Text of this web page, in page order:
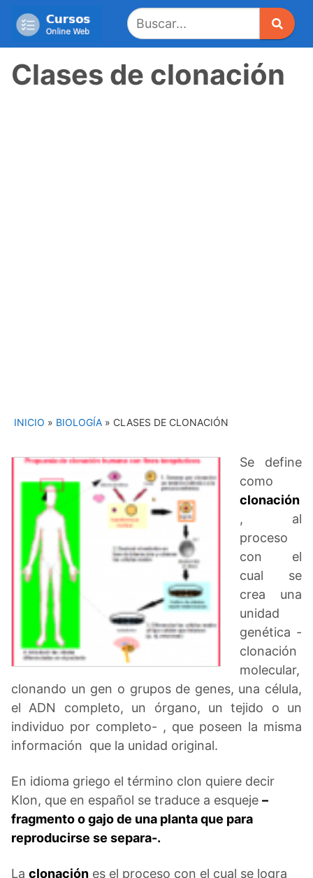
Clases de clonación
INICIO » BIOLOGÍA » CLASES DE CLONACIÓN
Se define
como
clonación
, al
proceso
con el
cual se
crea una
unidad
genética -
clonación
molecular,
clonando un gen o grupos de genes, una célula,
el ADN completo, un órgano, un tejido o un
individuo por completo- , que poseen la misma
información que la unidad original.
En idioma griego el término clon quiere decir
Klon, que en español se traduce a esqueje –
fragmento o gajo de una planta que para
reproducirse se separa-.
La clonación es el proceso con el cual se logra